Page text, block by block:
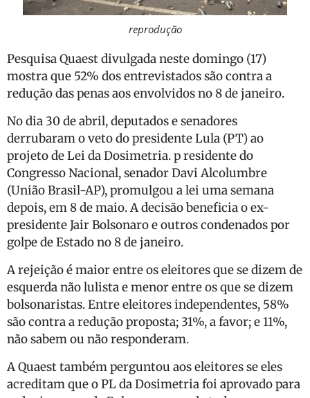
reprodução
Pesquisa Quaest divulgada neste domingo (17)
mostra que 52% dos entrevistados são contra a
redução das penas aos envolvidos no 8 de janeiro.
No dia 30 de abril, deputados e senadores
derrubaram o veto do presidente Lula (PT) ao
projeto de Lei da Dosimetria. p residente do
Congresso Nacional, senador Davi Alcolumbre
(União Brasil-AP), promulgou a lei uma semana
depois, em 8 de maio. A decisão beneficia o ex-
presidente Jair Bolsonaro e outros condenados por
golpe de Estado no 8 de janeiro.
A rejeição é maior entre os eleitores que se dizem de
esquerda não lulista e menor entre os que se dizem
bolsonaristas. Entre eleitores independentes, 58%
são contra a redução proposta; 31%, a favor; e 11%,
não sabem ou não responderam.
A Quaest também perguntou aos eleitores se eles
acreditam que o PL da Dosimetria foi aprovado para